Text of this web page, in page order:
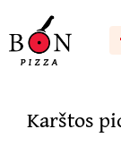
to
content
Karštos